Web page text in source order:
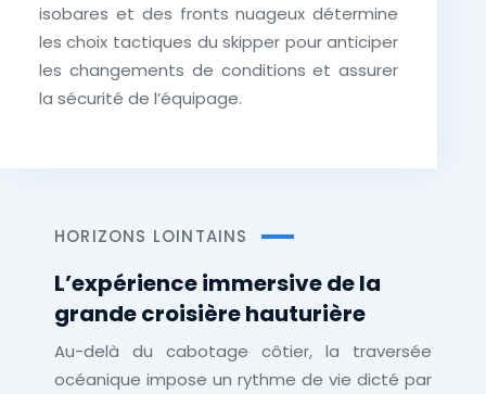
isobares et des fronts nuageux détermine
les choix tactiques du skipper pour anticiper
les changements de conditions et assurer
la sécurité de l’équipage.
HORIZONS LOINTAINS
L’expérience immersive de la
grande croisière hauturière
Au-delà du cabotage côtier, la traversée
océanique impose un rythme de vie dicté par